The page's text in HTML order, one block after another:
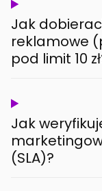
Jak
reklamowe
pod limit 10
Jak
(SLA)?